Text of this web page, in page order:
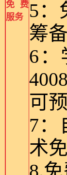
免费
服务
5：
筹
6：
可
7：
术